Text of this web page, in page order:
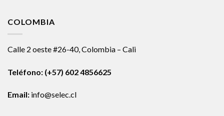
COLOMBIA
Calle 2 oeste #26-40, Colombia – Cali
Teléfono: (+57) 602 4856625
Email: info@selec.cl